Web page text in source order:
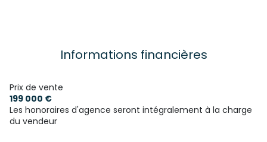
Informations financières
Prix de vente
199 000 €
Les honoraires d'agence seront intégralement à la charge
du vendeur